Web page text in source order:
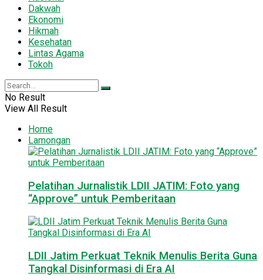
Dakwah
Ekonomi
Hikmah
Kesehatan
Lintas Agama
Tokoh
No Result
View All Result
Home
Lamongan
Pelatihan Jurnalistik LDII JATIM: Foto yang
“Approve” untuk Pemberitaan
LDII Jatim Perkuat Teknik Menulis Berita Guna
Tangkal Disinformasi di Era AI